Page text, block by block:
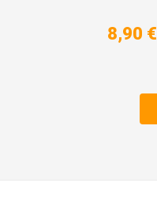
8,90 €